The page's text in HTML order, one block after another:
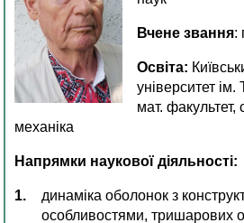
Вчене звання:
Освіта:
університет
мат. факультет,
механіка
Напрямки наукової діяльності:
динаміка оболонок з
особливостями, тришарових